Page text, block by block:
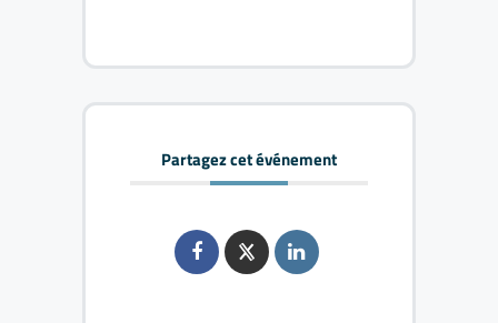
Partagez cet événement